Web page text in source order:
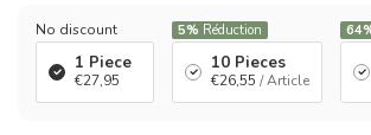
No discount
1 Piece
€27,95
5% Réduction
10 Pieces
€26,55 / Article